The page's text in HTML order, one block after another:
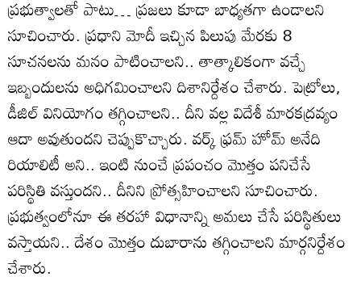
ప్రభుత్వాలతో పాటు… ప్రజలు కూడా బాధ్యతగా ఉండాలని
సూచించారు. ప్రధాని మోదీ ఇచ్చిన పిలుపు మేరకు 8
సూచనలను మనం పాటించాలని.. తాత్కాలికంగా వచ్చే
ఇబ్బందులను అధిగమించాలని దిశానిర్దేశం చేశారు. పెట్రోలు,
డీజిల్ వినియోగం తగ్గించాలని.. దీని వల్ల విదేశీ మారకద్రవ్యం
ఆదా అవుతుందని చెప్పుకొచ్చారు. వర్క్ ఫ్రమ్ హోమ్ అనేది
రియాలిటీ అని.. ఇంటి నుంచే ప్రపంచం మొత్తం పనిచేసే
పరిస్థితి వస్తుందని.. దీనిని ప్రోత్సహించాలని సూచించారు.
ప్రభుత్వంలోనూ ఈ తరహా విధానాన్ని అమలు చేసే పరిస్థితులు
వస్తాయని.. దేశం మొత్తం దుబారాను తగ్గించాలని మార్గనిర్దేశం
చేశారు.